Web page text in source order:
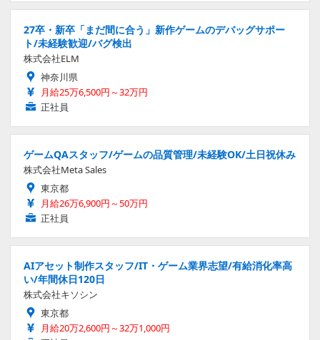
27卒・新卒「まだ間に合う」新作ゲームのデバッグサポー
ト/未経験歓迎/バグ検出
株式会社ELM
神奈川県
月給25万6,500円～32万円
正社員
ゲームQAスタッフ/ゲームの品質管理/未経験OK/土日祝休み
株式会社Meta Sales
東京都
月給26万6,900円～50万円
正社員
AIアセット制作スタッフ/IT・ゲーム業界志望/有給消化率高
い/年間休日120日
株式会社キソシン
東京都
月給20万2,600円～32万1,000円